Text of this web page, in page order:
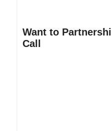
Want to
Call